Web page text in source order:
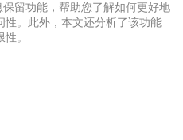
留功能，帮助您了解如何更好地
性。此外，本文还分析了该功能
。